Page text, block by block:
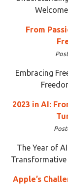
From
Embracing
2023 in AI:
The Year of
Transformative
Apple’s